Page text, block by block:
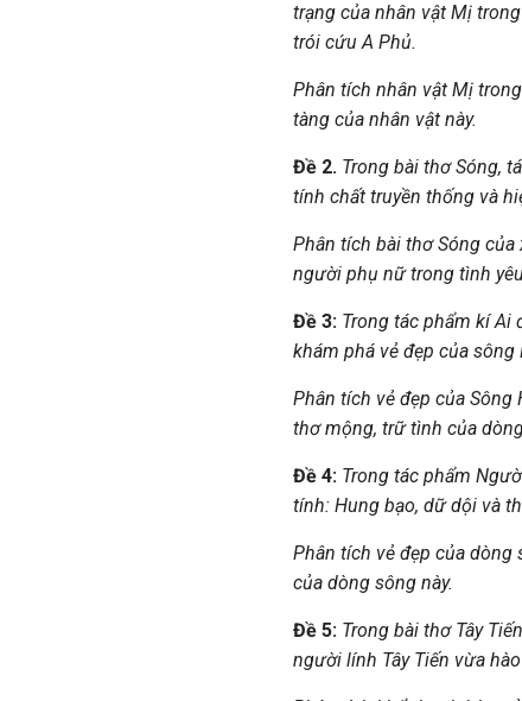
trạng của nhân vật Mị
trói cứu A Phủ.
Phân tích nhân vật Mị
tàng của nhân vật này.
Đề 2. Trong bài thơ Sóng,
tính chất truyền thống và
Phân tích bài thơ Sóng
người phụ nữ trong tình
Đề 3: Trong tác phẩm kí Ai
khám phá vẻ đẹp của
Phân tích vẻ đẹp của
thơ mộng, trữ tình của
Đề 4: Trong tác phẩm
tính: Hung bạo, dữ dội và
Phân tích vẻ đẹp của dòng
của dòng sông này.
Đề 5: Trong bài thơ Tây
người lính Tây Tiến vừa